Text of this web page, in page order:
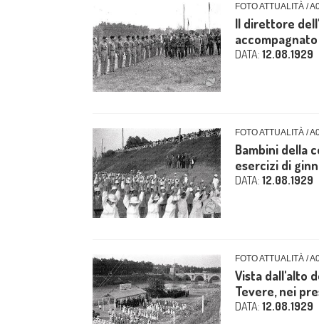
FOTO ATTUALITÀ /
Il direttore
DATA: 12.08.1929
FOTO ATTUALITÀ /
Bambini della
esercizi di
DATA: 12.08.1929
FOTO ATTUALITÀ /
Vista dall'alto
Tevere, nei
DATA: 12.08.1929